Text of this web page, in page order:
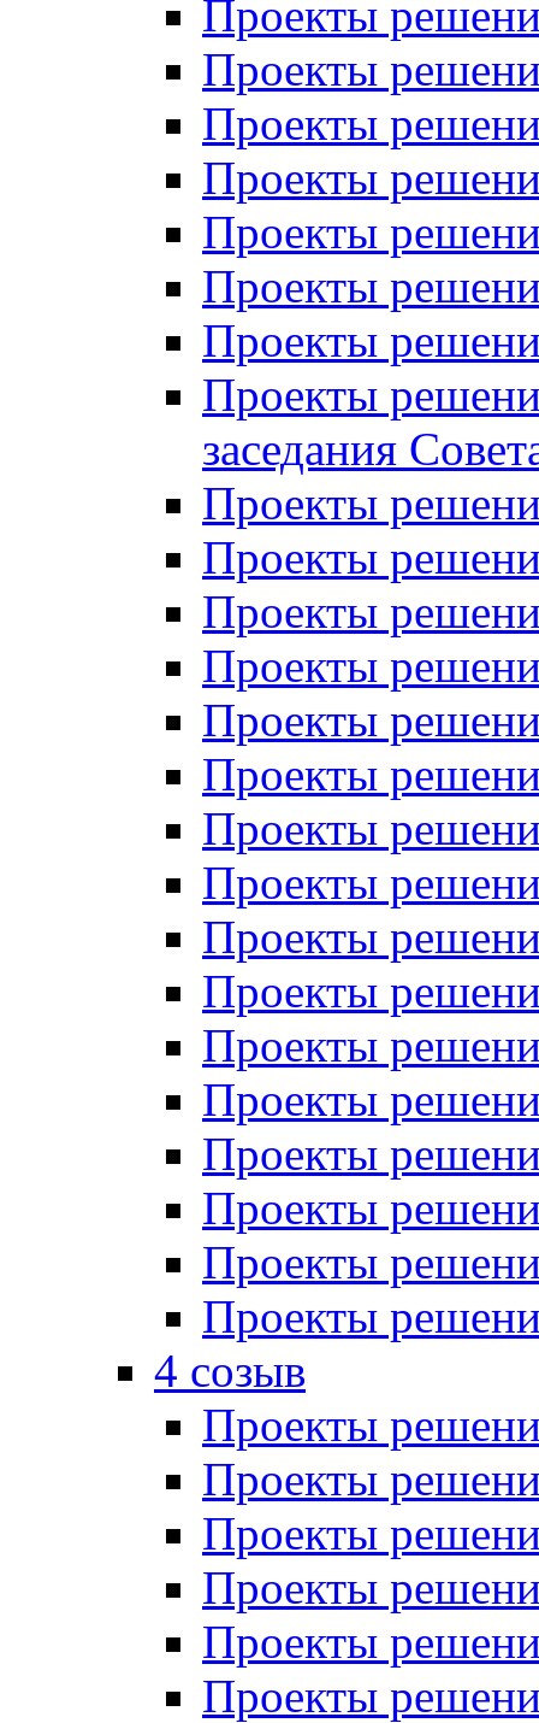
Проекты
Проекты
Проекты
Проекты
Проекты
Проекты
Проекты
Проекты
заседания
Проекты
Проекты
Проекты
Проекты
Проекты
Проекты
Проекты
Проекты
Проекты
Проекты
Проекты
Проекты
Проекты
Проекты
Проекты
Проекты
4 созыв
Проекты
Проекты
Проекты
Проекты
Проекты
Проекты